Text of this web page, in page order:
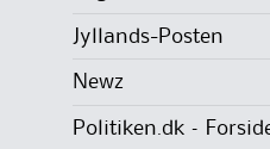
Jyllands-Posten
Newz
Politiken.dk –